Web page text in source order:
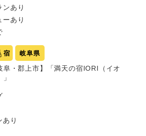
あり
あり
宿 岐阜県
阜・郡上市】「満天の宿IORI（イオ
り